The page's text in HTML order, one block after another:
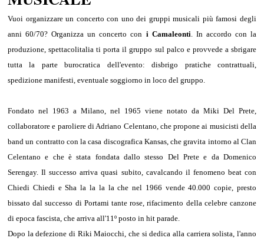
Vuoi organizzare un concerto con uno dei gruppi musicali più famosi degli
anni 60/70? Organizza un concerto con i Camaleonti . In accordo con la
produzione, spettacolitalia ti porta il gruppo sul palco e provvede a sbrigare
tutta la parte burocratica dell'evento: disbrigo pratiche contrattuali,
spedizione manifesti, eventuale soggiorno in loco del gruppo.
Fondato nel 1963 a Milano, nel 1965 viene notato da Miki Del Prete,
collaboratore e paroliere di Adriano Celentano, che propone ai musicisti della
band un contratto con la casa discografica Kansas, che gravita intorno al Clan
Celentano e che è stata fondata dallo stesso Del Prete e da Domenico
Serengay. Il successo arriva quasi subito, cavalcando il fenomeno beat con
Chiedi Chiedi e Sha la la la la che nel 1966 vende 40.000 copie, presto
bissato dal successo di Portami tante rose, rifacimento della celebre canzone
di epoca fascista, che arriva all'11º posto in hit parade.
Dopo la defezione di Riki Maiocchi, che si dedica alla carriera solista, l'anno